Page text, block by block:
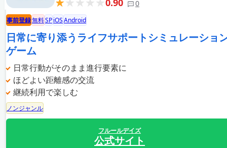
0
事前登録無料SPiOSAndroid
日常に寄り添うライフサポートシミュレーショ
ゲーム
日常行動がそのまま進行要素に
ほどよい距離感の交流
継続利用で楽しむ
ノンジャンル
フルールデイズ
公式サイト